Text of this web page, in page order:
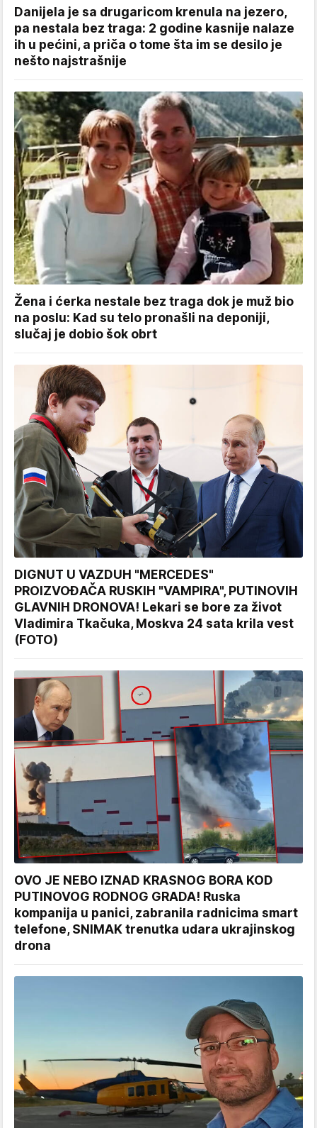
Danijela je sa drugaricom krenula na jezero,
pa nestala bez traga: 2 godine kasnije nalaze
ih u pećini, a priča o tome šta im se desilo je
nešto najstrašnije
Žena i ćerka nestale bez traga dok je muž bio
na poslu: Kad su telo pronašli na deponiji,
slučaj je dobio šok obrt
DIGNUT U VAZDUH "MERCEDES"
PROIZVOĐAČA RUSKIH "VAMPIRA", PUTINOVIH
GLAVNIH DRONOVA! Lekari se bore za život
Vladimira Tkačuka, Moskva 24 sata krila vest
(FOTO)
OVO JE NEBO IZNAD KRASNOG BORA KOD
PUTINOVOG RODNOG GRADA! Ruska
kompanija u panici, zabranila radnicima smart
telefone, SNIMAK trenutka udara ukrajinskog
drona